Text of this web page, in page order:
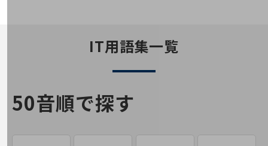
IOT完了済みメーカーブランド製品
ドコモBiz データ無制限 ドコモ MAX ドコモ mini ドコモBiz かけ放題
IT用語集一覧
50音順で探す